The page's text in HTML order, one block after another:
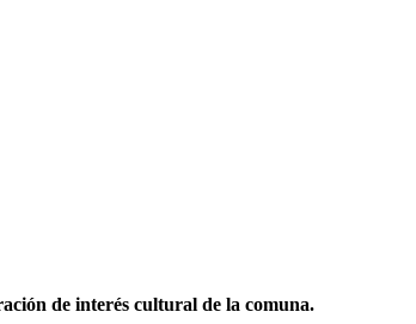
de interés cultural de la comuna.